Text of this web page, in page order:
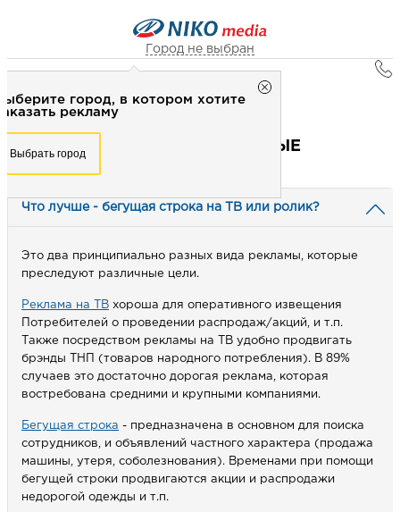
Город не выбран
город, в котором хотите
рекламу
Выбрать город
Город не выбран
Выберите город, в котором хотите
Рекламное агентство НИКО-медиа
НАПИСАТЬ НАМ
Ответы на вопросы
ОТВЕТЫ НА ЧАСТО ЗАДАВАЕМЫЕ
ВОПРОСЫ
Что лучше - бегущая строка на ТВ или ролик?
Это два принципиально разных вида рекламы, которые
преследуют различные цели.
Реклама на ТВ хороша для оперативного извещения
Потребителей о проведении распродаж/акций, и т.п.
Также посредством рекламы на ТВ удобно продвигать
брэнды ТНП (товаров народного потребления). В 89%
случаев это достаточно дорогая реклама, которая
востребована средними и крупными компаниями.
Бегущая строка - предназначена в основном для поиска
сотрудников, и объявлений частного характера (продажа
машины, утеря, соболезнования). Временами при помощи
бегущей строки продвигаются акции и распродажи
недорогой одежды и т.п.